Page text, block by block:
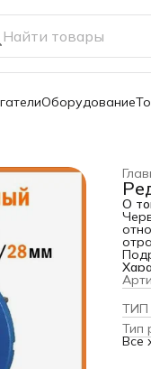
Оборудование
О
Тип
Все